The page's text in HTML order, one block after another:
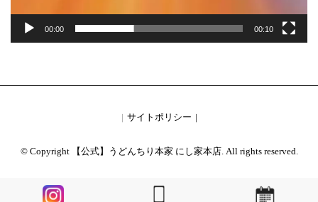
00:00 00:10
サイトポリシー
© Copyright 【公式】うどんちり本家 にし家本店. All rights reserved.